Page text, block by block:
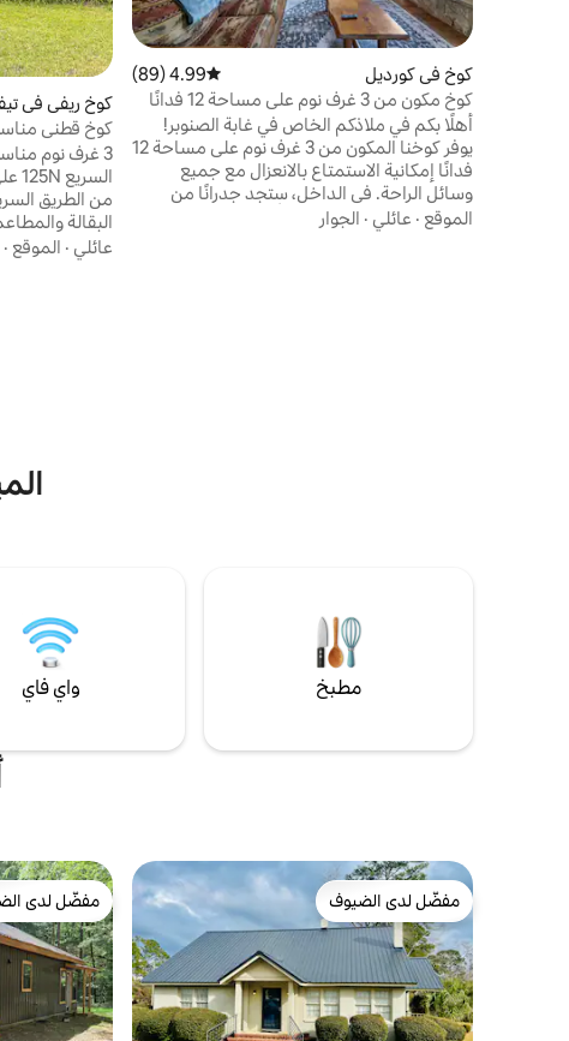
كوخ في كورديل متوسط التقييم 4.99 من 5، 89 مراجعات
4.99 (89)
كوخ مكون من 3 غرف نوم على مساحة 12 فدانًا
بالقرب من بحيرة بلاكشير والطريق السريع I-75
أهلًا بكم في ملاذكم الخاص في غابة الصنوبر!
يوفر كوخنا المكون من 3 غرف نوم على مساحة 12
فدانًا إمكانية الاستمتاع بالانعزال مع جميع
وسائل الراحة. في الداخل، ستجد جدرانًا من
خشب الصنوبر الريفي ومدفأة تعمل بحطب
ومطبخًا مجهزًا بالكامل. في الخارج، يمكنك
الموقع · عائلي · الجوار
كوخ ريفي في
كوخ قطني مناسب
البقالة
القطن هو ملاذك
عائلي · الموقع ·
مطبخ واي فاي
مفضّل لدى الضيوف
مفضّل لدى الضيوف
مفضّل لدى
مفضّل لدى